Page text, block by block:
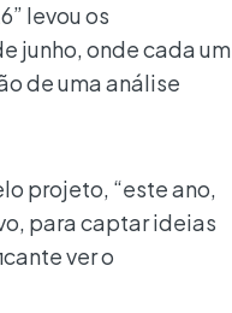
levou os
junho, onde cada um
de uma análise
projeto, “este ano,
para captar ideias
ver o